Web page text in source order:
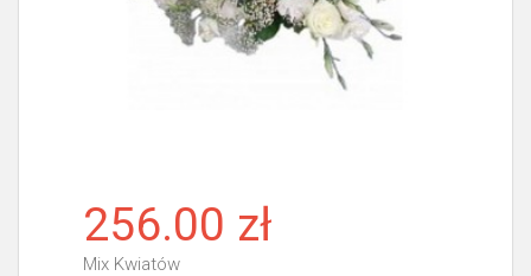
256.00 zł
Mix Kwiatów